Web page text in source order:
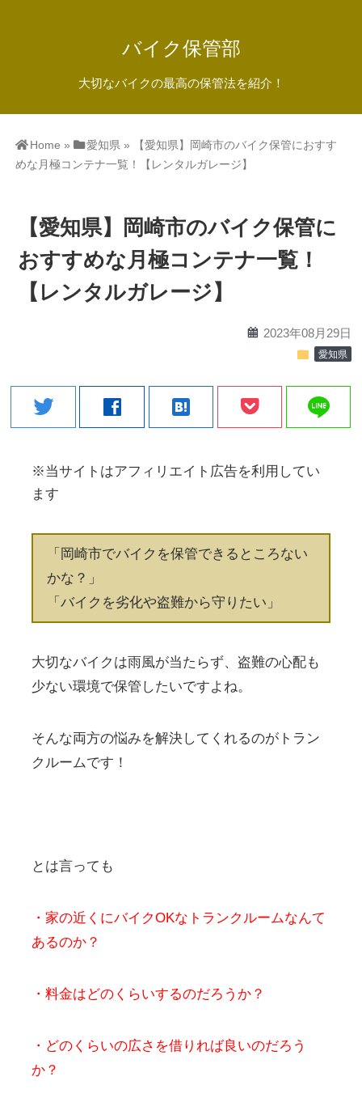
バイク保管部
大切なバイクの最高の保管法を紹介！
Home » 愛知県 »
【愛知県】岡崎市のバイク保管におすす
めな月極コンテナ一覧！【レンタルガレージ】
【愛知県】岡崎市のバイク保管に
おすすめな月極コンテナ一覧！
【レンタルガレージ】
calendar 2023年08月29日
folder 愛知県
twitter facebook hatenabookmark line
※当サイトはアフィリエイト広告を利用してい
ます
「岡崎市でバイクを保管できるところない
かな？」
「バイクを劣化や盗難から守りたい」
大切なバイクは雨風が当たらず、盗難の心配も
少ない環境で保管したいですよね。
そんな両方の悩みを解決してくれるのがトラン
クルームです！
とは言っても
・家の近くにバイクOKなトランクルームなんて
あるのか？
・料金はどのくらいするのだろうか？
・どのくらいの広さを借りれば良いのだろう
か？